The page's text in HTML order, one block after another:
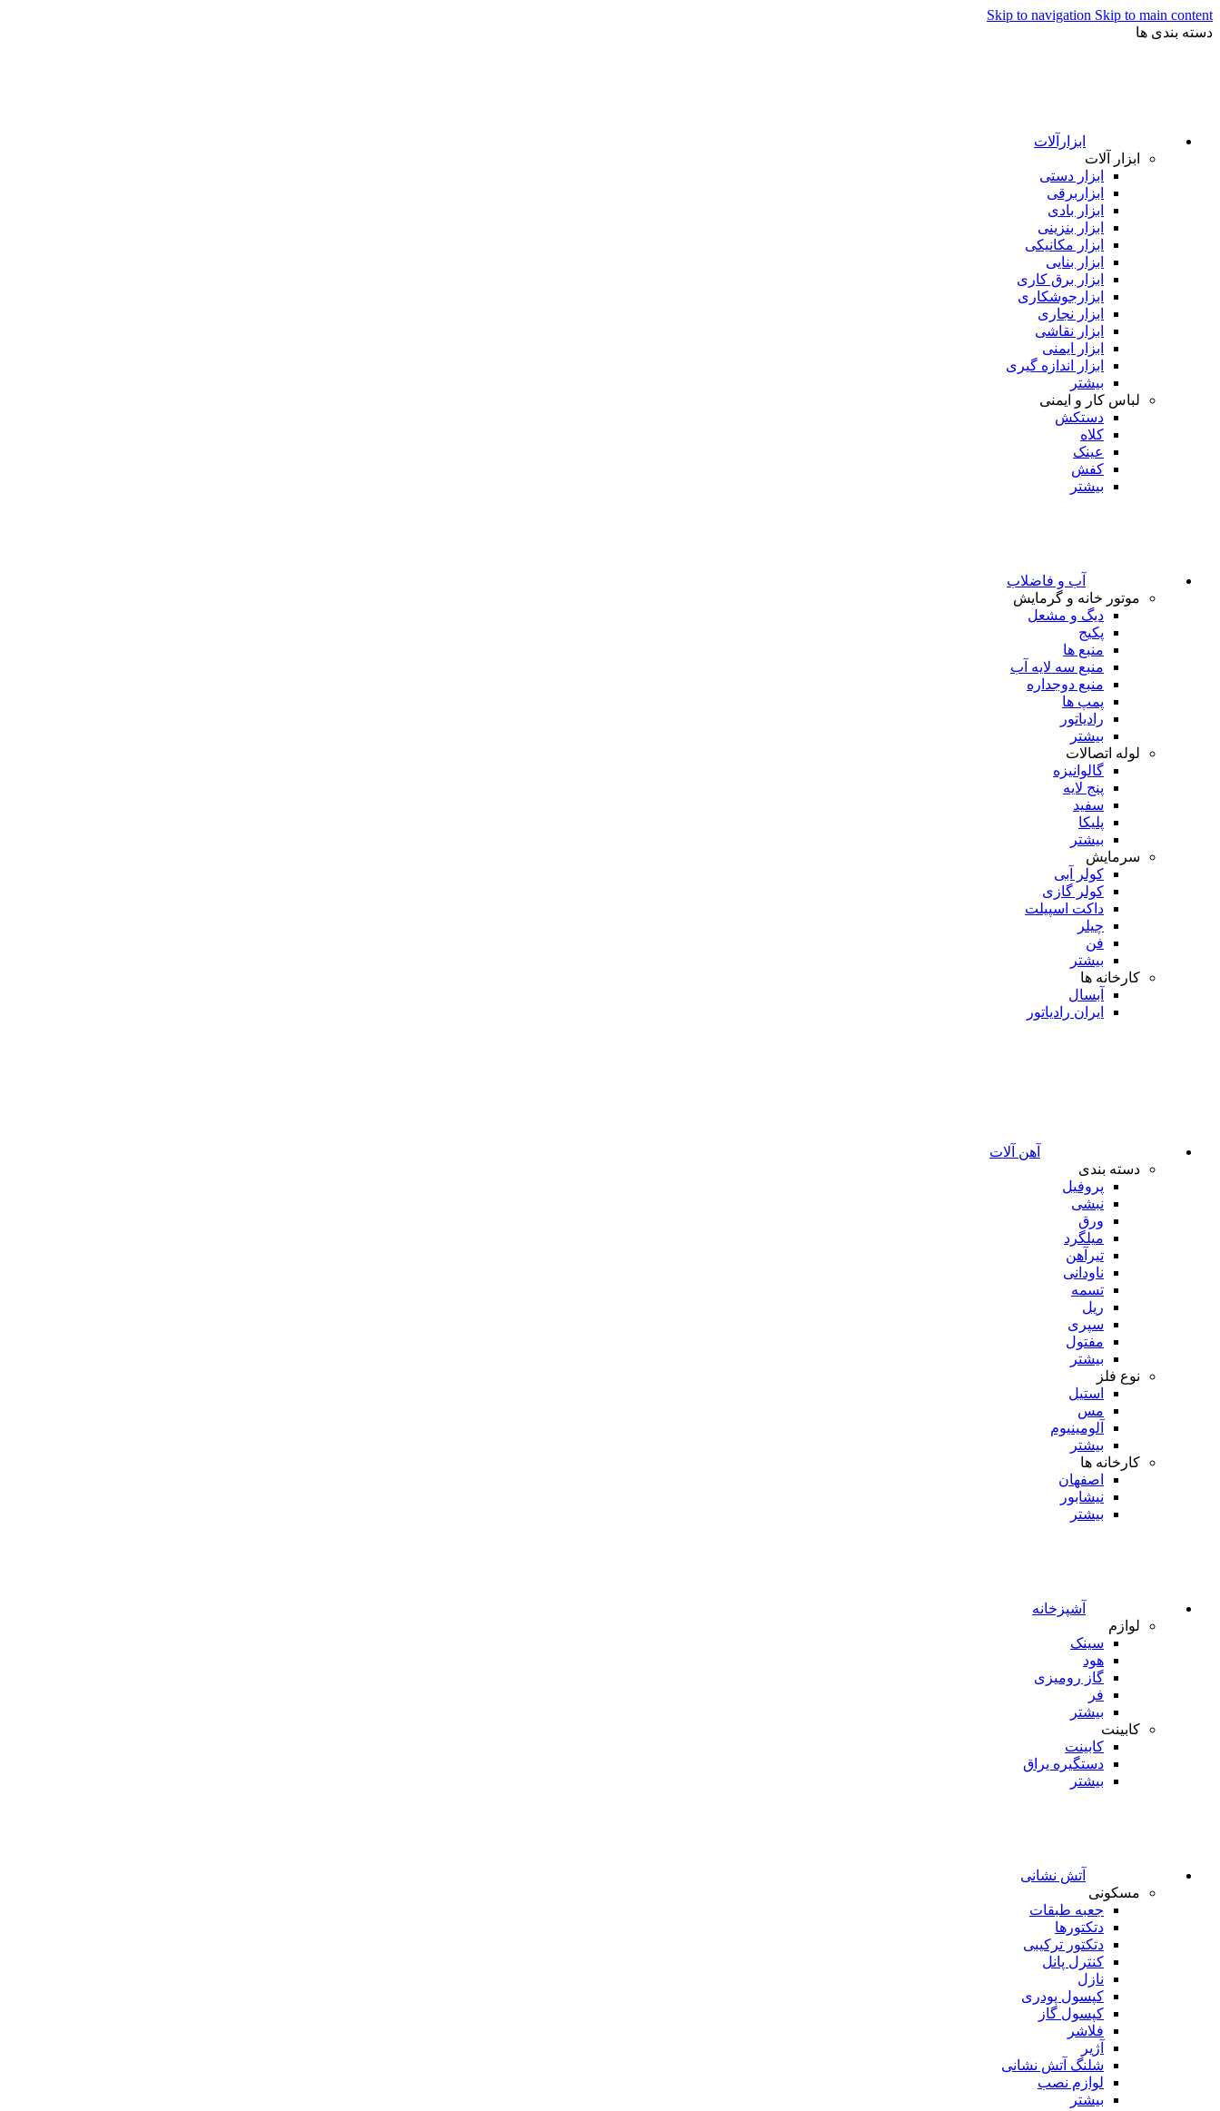
Skip to navigation Skip to main content
دسته بندی ها
ابزارآلات
ابزار آلات
ابزار دستی
ابزاربرقی
ابزار بادی
ابزار بنزینی
ابزار مکانیکی
ابزار بنایی
ابزار برق کاری
ابزارجوشکاری
ابزار نجاری
ابزار نقاشی
ابزار ایمنی
ابزار اندازه گیری
بیشتر
لباس کار و ایمنی
دستکش
کلاه
عینک
کفش
بیشتر
آب و فاضلاب
موتور خانه و گرمایش
دیگ و مشعل
پکیج
منبع ها
منبع سه لایه آب
منبع دوجداره
پمپ ها
رادیاتور
بیشتر
لوله اتصالات
گالوانیزه
پنج لایه
سفید
پلیکا
بیشتر
سرمایش
کولر آبی
کولر گازی
داکت اسپیلت
چیلر
فن
بیشتر
کارخانه ها
آبسال
ایران رادیاتور
آهن آلات
دسته بندی
پروفیل
نبشی
ورق
میلگرد
تیرآهن
ناودانی
تسمه
ریل
سپری
مفتول
بیشتر
نوع فلز
استیل
مس
آلومینیوم
بیشتر
کارخانه ها
اصفهان
نیشابور
بیشتر
آشپزخانه
لوازم
سینک
هود
گاز رومیزی
فر
بیشتر
کابینت
کابینت
دستگیره یراق
بیشتر
آتش نشانی
مسکونی
جعبه طبقات
دتکتورها
دتکتور ترکیبی
کنترل پانل
نازل
کپسول پودری
کپسول گاز
فلاشر
آژیر
شلنگ آتش نشانی
لوازم نصب
بیشتر